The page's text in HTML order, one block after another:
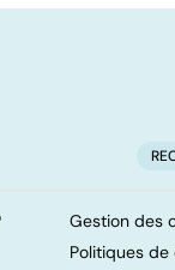
Gestion des
Politiques